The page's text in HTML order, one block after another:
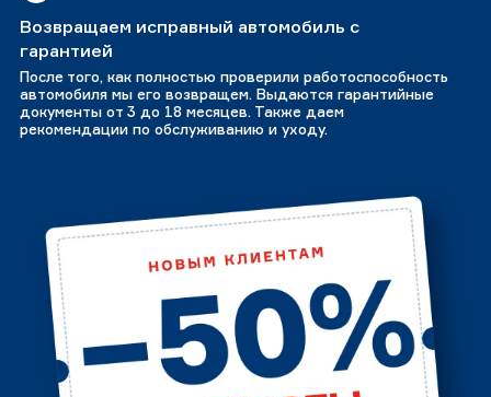
Возвращаем исправный автомобиль с
гарантией
После того, как полностью проверили работоспособность
автомобиля мы его возвращем. Выдаются гарантийные
документы от 3 до 18 месяцев. Также даем
рекомендации по обслуживанию и уходу.